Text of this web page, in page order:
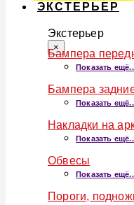
ЭКСТЕРЬЕР
Экстерьер
×
Бампера
Показать
Бампера
Показать
Накладки на
Показать
Обвесы
Показать
Пороги,